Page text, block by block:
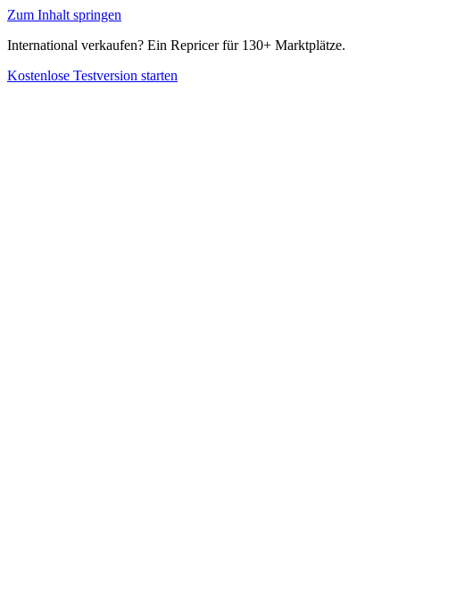
Zum Inhalt springen
International verkaufen? Ein Repricer für 130+ Marktplätze.
Kostenlose Testversion starten